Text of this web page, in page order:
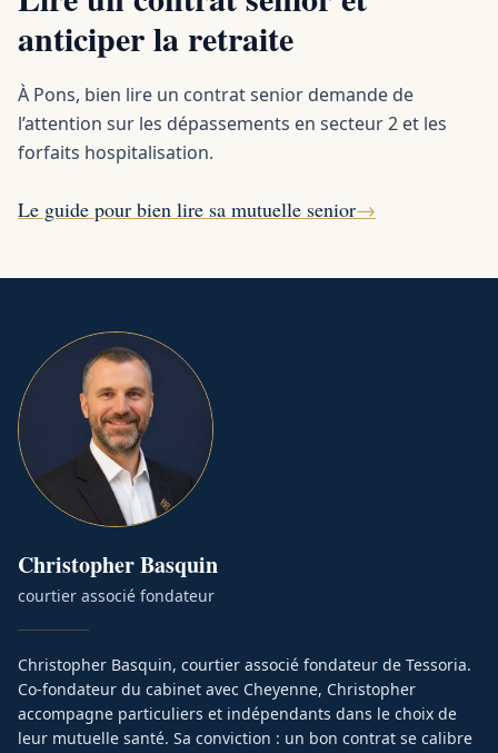
anticiper la retraite
À Pons, bien lire un contrat senior demande de
l’attention sur les dépassements en secteur 2 et les
forfaits hospitalisation.
Le guide pour bien lire sa mutuelle senior→
ChristopherBasquin
courtier associé fondateur
Christopher Basquin, courtier associé fondateur de Tessoria.
Co-fondateur du cabinet avec Cheyenne, Christopher
accompagne particuliers et indépendants dans le choix de
leur mutuelle santé. Sa conviction : un bon contrat se calibre